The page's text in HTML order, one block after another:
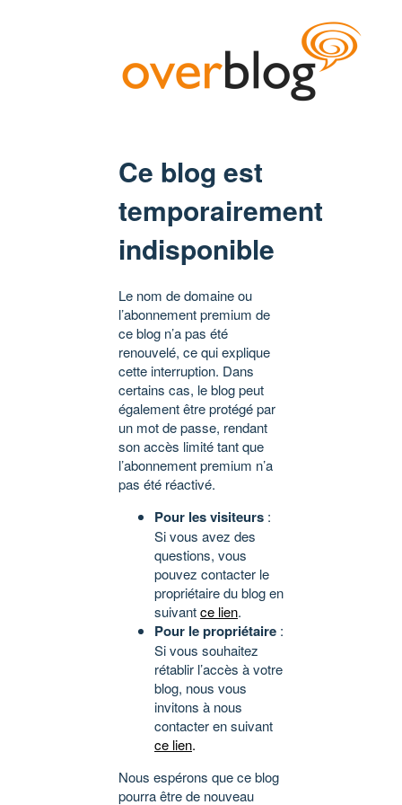
Ce blog est
temporairement
indisponible
Le nom de domaine ou
l’abonnement premium de
ce blog n’a pas été
renouvelé, ce qui explique
cette interruption. Dans
certains cas, le blog peut
également être protégé par
un mot de passe, rendant
son accès limité tant que
l’abonnement premium n’a
pas été réactivé.
Pour les visiteurs :
Si vous avez des
questions, vous
pouvez contacter le
propriétaire du blog en
suivantce lien.
Pour le propriétaire :
Si vous souhaitez
rétablir l’accès à votre
blog, nous vous
invitons à nous
contacter en suivant
ce lien.
Nous espérons que ce blog
pourra être de nouveau